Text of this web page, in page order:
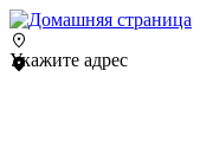
Укажите адрес